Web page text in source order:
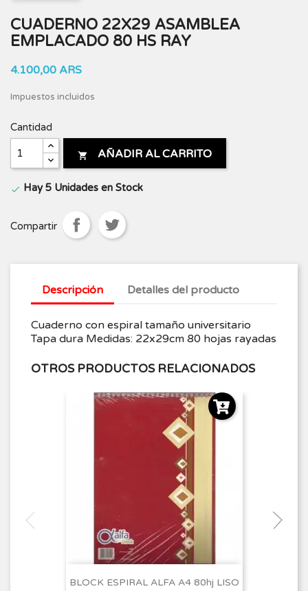
CUADERNO 22X29 ASAMBLEA
EMPLACADO 80 HS RAY
4.100,00 ARS
Impuestos incluidos
Cantidad
 AÑADIR AL CARRITO
 Hay 5 Unidades en Stock
Compartir
Descripción Detalles del producto
Cuaderno con espiral tamaño universitario
Tapa dura Medidas: 22x29cm 80 hojas rayadas
OTROS PRODUCTOS RELACIONADOS
BLOCK ESPIRAL ALFA A4 80hj LISO